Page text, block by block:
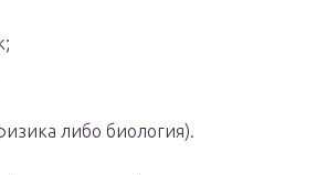
либо биология).